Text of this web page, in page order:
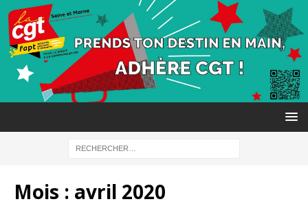
Mois : avril 2020